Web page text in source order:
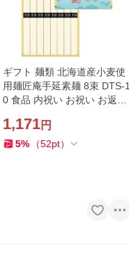
ギフト 麺類 北海道産小麦使
用麺匠庵手延素麺 8束 DTS-1
0 食品 内祝い お祝い お返し
応
1,171円
5% （52pt）